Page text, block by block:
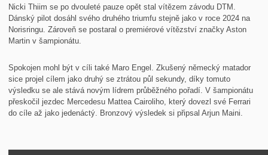
Nicki Thiim se po dvouleté pauze opět stal vítězem závodu DTM.
Dánský pilot dosáhl svého druhého triumfu stejně jako v roce 2024 na
Norisringu. Zároveň se postaral o premiérové vítězství značky Aston
Martin v šampionátu.
Spokojen mohl být v cíli také Maro Engel. Zkušený německý matador
sice projel cílem jako druhý se ztrátou půl sekundy, díky tomuto
výsledku se ale stává novým lídrem průběžného pořadí. V šampionátu
přeskočil jezdec Mercedesu Mattea Cairoliho, který dovezl své Ferrari
do cíle až jako jedenáctý. Bronzový výsledek si připsal Arjun Maini.